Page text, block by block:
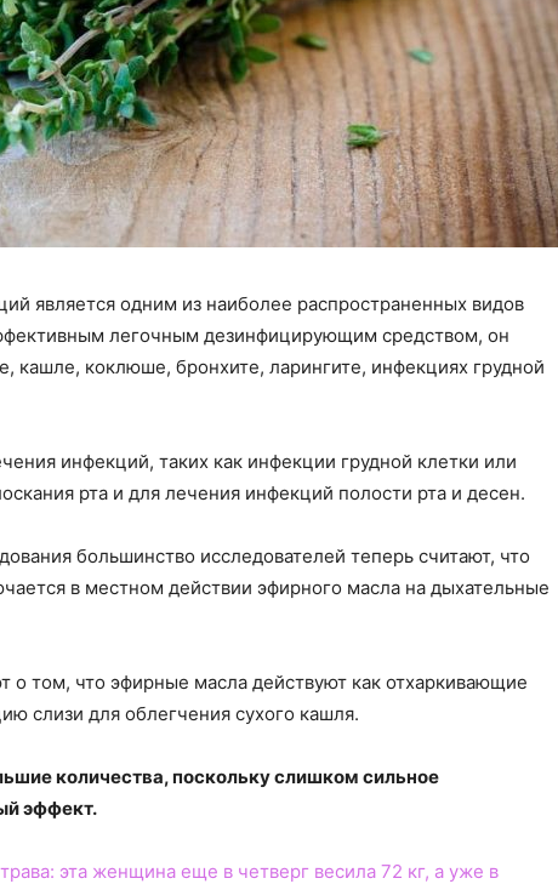
является одним из наиболее распространенных видов
легочным дезинфицирующим средством, он
кашле, коклюше, бронхите, ларингите, инфекциях грудной
инфекций, таких как инфекции грудной клетки или
рта и для лечения инфекций полости рта и десен.
большинство исследователей теперь считают, что
в местном действии эфирного масла на дыхательные
о том, что эфирные масла действуют как отхаркивающие
слизи для облегчения сухого кашля.
количества, поскольку слишком сильное
эффект.
эта женщина еще в четверг весила 72 кг, а уже в